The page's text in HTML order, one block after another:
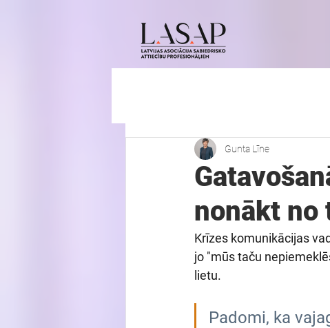
nonākt no
Gunta Līne
Krīzes komunikācijas
jo "mūs taču
lietu.
Padomi, ka